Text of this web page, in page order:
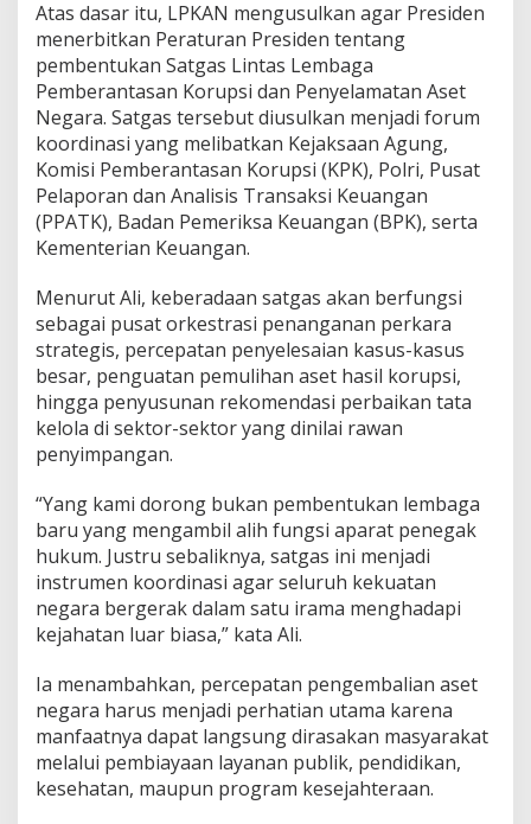
Atas dasar itu, LPKAN mengusulkan agar Presiden
menerbitkan Peraturan Presiden tentang
pembentukan Satgas Lintas Lembaga
Pemberantasan Korupsi dan Penyelamatan Aset
Negara. Satgas tersebut diusulkan menjadi forum
koordinasi yang melibatkan Kejaksaan Agung,
Komisi Pemberantasan Korupsi (KPK), Polri, Pusat
Pelaporan dan Analisis Transaksi Keuangan
(PPATK), Badan Pemeriksa Keuangan (BPK), serta
Kementerian Keuangan.
Menurut Ali, keberadaan satgas akan berfungsi
sebagai pusat orkestrasi penanganan perkara
strategis, percepatan penyelesaian kasus-kasus
besar, penguatan pemulihan aset hasil korupsi,
hingga penyusunan rekomendasi perbaikan tata
kelola di sektor-sektor yang dinilai rawan
penyimpangan.
“Yang kami dorong bukan pembentukan lembaga
baru yang mengambil alih fungsi aparat penegak
hukum. Justru sebaliknya, satgas ini menjadi
instrumen koordinasi agar seluruh kekuatan
negara bergerak dalam satu irama menghadapi
kejahatan luar biasa,” kata Ali.
Ia menambahkan, percepatan pengembalian aset
negara harus menjadi perhatian utama karena
manfaatnya dapat langsung dirasakan masyarakat
melalui pembiayaan layanan publik, pendidikan,
kesehatan, maupun program kesejahteraan.